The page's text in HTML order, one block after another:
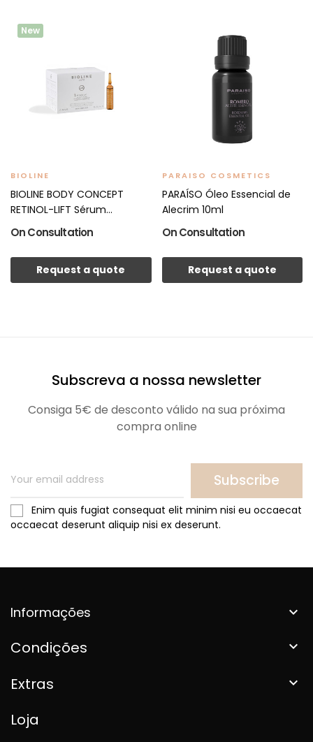
New
BIOLINE
BIOLINE BODY CONCEPT
RETINOL-LIFT Sérum...
On Consultation
Request a quote
PARAISO COSMETICS
PARAÍSO Óleo Essencial de
Alecrim 10ml
On Consultation
Request a quote
Subscreva a nossa newsletter
Consiga 5€ de desconto válido na sua próxima
compra online
Subscribe
Enim quis fugiat consequat elit minim nisi eu occaecat
occaecat deserunt aliquip nisi ex deserunt.
Informações 
Condições 
Extras 
Loja